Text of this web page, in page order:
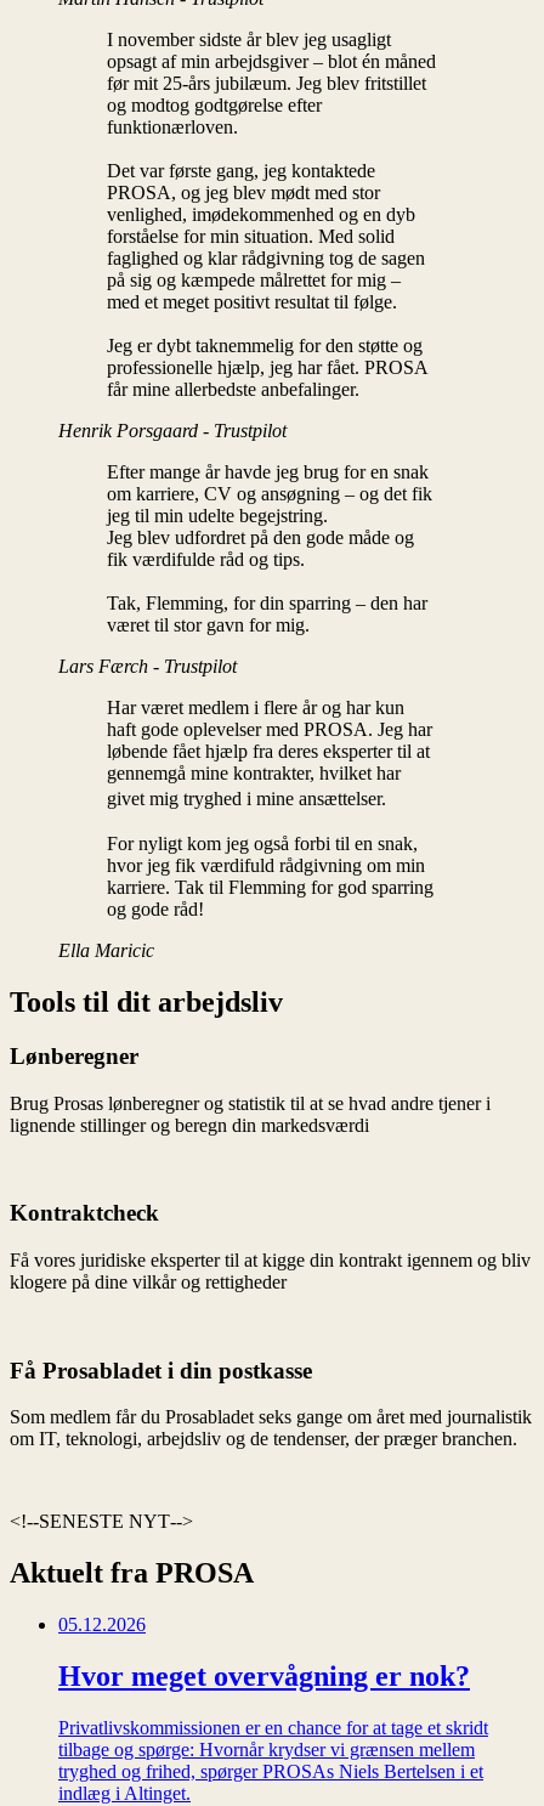
I november sidste år blev jeg usagligt
opsagt af min arbejdsgiver – blot én måned
før mit 25-års jubilæum. Jeg blev fritstillet
og modtog godtgørelse efter
funktionærloven.
Det var første gang, jeg kontaktede
PROSA, og jeg blev mødt med stor
venlighed, imødekommenhed og en dyb
forståelse for min situation. Med solid
faglighed og klar rådgivning tog de sagen
på sig og kæmpede målrettet for mig –
med et meget positivt resultat til følge.
Jeg er dybt taknemmelig for den støtte og
professionelle hjælp, jeg har fået. PROSA
får mine allerbedste anbefalinger.
Henrik Porsgaard - Trustpilot
Efter mange år havde jeg brug for en snak
om karriere, CV og ansøgning – og det fik
jeg til min udelte begejstring.
Jeg blev udfordret på den gode måde og
fik værdifulde råd og tips.
Tak, Flemming, for din sparring – den har
været til stor gavn for mig.
Lars Færch - Trustpilot
Har været medlem i flere år og har kun
haft gode oplevelser med PROSA. Jeg har
løbende fået hjælp fra deres eksperter til at
gennemgå mine kontrakter, hvilket har
givet mig tryghed i mine ansættelser.
For nyligt kom jeg også forbi til en snak,
hvor jeg fik værdifuld rådgivning om min
karriere. Tak til Flemming for god sparring
og gode råd!
Ella Maricic
SENESTE NYT
Aktuelt fra PROSA
05.12.2026
Hvor meget overvågning er nok?
Privatlivskommissionen er en chance for at tage et skridt
tilbage og spørge: Hvornår krydser vi grænsen mellem
tryghed og frihed, spørger PROSAs Niels Bertelsen i et
indlæg i Altinget.